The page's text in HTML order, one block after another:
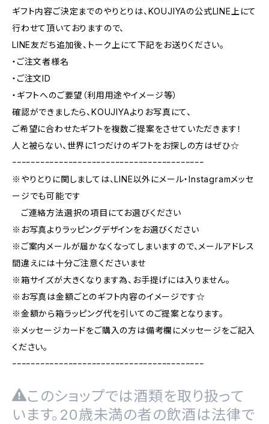
ギフト内容ご決定までのやりとりは、KOUJIYAの公式LINE上にて
行わせて頂いておりますので、
LINE友だち追加後、トーク上にて下記をお送りください。
・ご注文者様名
・ご注文ID
・ギフトへのご要望（利用用途やイメージ等）
確認ができましたら、KOUJIYAよりお写真にて、
ご希望に合わせたギフトを複数ご提案をさせていただきます！
人と被らない、世界に1つだけのギフトをお探しの方はぜひ☆
ｰｰｰｰｰｰｰｰｰｰｰｰｰｰｰｰｰｰｰｰｰｰｰｰｰｰｰｰｰｰｰｰｰｰｰｰｰｰｰｰｰ
※やりとりに関しましては、LINE以外にメール・Instagramメッセ
ージでも可能です
ご連絡方法選択の項目にてお選びください
※お写真よりラッピングデザインをお選びください
※ご案内メールが届かなくなってしまいますので、メールアドレス
間違えには十分ご注意くださいませ
※箱サイズが大きくなります為、お手提げには入りません。
※お写真は金額ごとのギフト内容のイメージです☆
※金額から箱ラッピング代を引いてのご提案となります。
※メッセージカードをご購入の方は備考欄にメッセージをご記入
ください。
ｰｰｰｰｰｰｰｰｰｰｰｰｰｰｰｰｰｰｰｰｰｰｰｰｰｰｰｰｰｰｰｰｰｰｰｰｰｰｰｰｰ
このショップでは酒類を取り扱って
います。20歳未満の者の飲酒は法律で